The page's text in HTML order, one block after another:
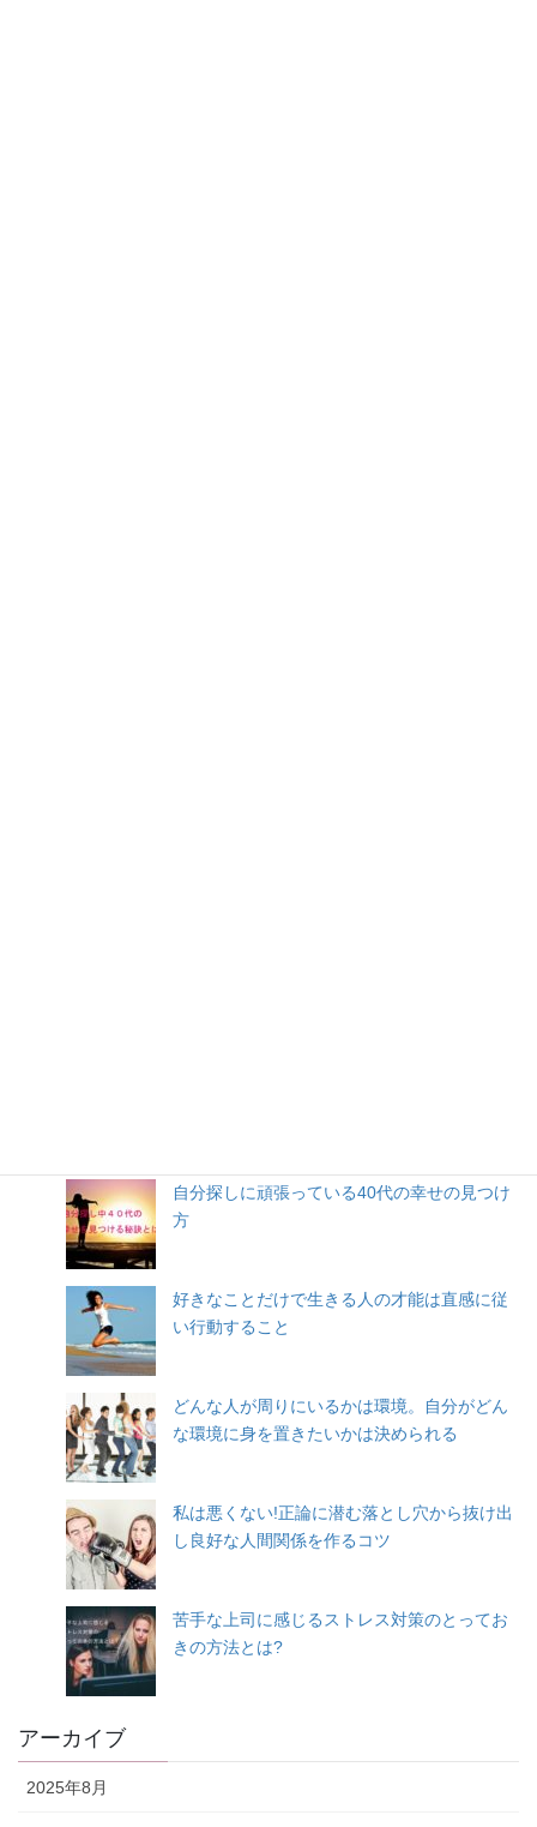
自分探しに頑張っている40代の幸せの見つけ
方
好きなことだけで生きる人の才能は直感に従
い行動すること
どんな人が周りにいるかは環境。自分がどん
な環境に身を置きたいかは決められる
私は悪くない!正論に潜む落とし穴から抜け出
し良好な人間関係を作るコツ
苦手な上司に感じるストレス対策のとってお
きの方法とは?
アーカイブ
2025年8月